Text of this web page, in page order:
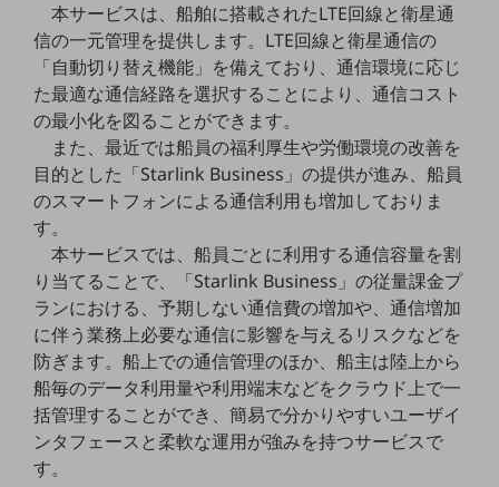
ネットワーク・モバイル
クラウド・データセンター
電話・映像コミュニケーション
セキュリティ
データ利活用
運用管理
業務支援・マーケティング
災害対策・BCP
課題・ニーズで探す
課題・ニーズで探すTOP
本サービスは、船舶に搭載されたLTE回線と衛星通
信の一元管理を提供します。LTE回線と衛星通信の
「自動切り替え機能」を備えており、通信環境に応じ
た最適な通信経路を選択することにより、通信コスト
の最小化を図ることができます。
また、最近では船員の福利厚生や労働環境の改善を
目的とした「Starlink Business」の提供が進み、船員
のスマートフォンによる通信利用も増加しておりま
す。
本サービスでは、船員ごとに利用する通信容量を割
り当てることで、「Starlink Business」の従量課金プ
ランにおける、予期しない通信費の増加や、通信増加
に伴う業務上必要な通信に影響を与えるリスクなどを
防ぎます。船上での通信管理のほか、船主は陸上から
船毎のデータ利用量や利用端末などをクラウド上で一
括管理することができ、簡易で分かりやすいユーザイ
ンタフェースと柔軟な運用が強みを持つサービスで
す。